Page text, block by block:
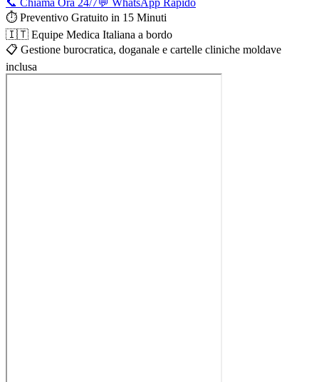
⏱️ Preventivo Gratuito in 15 Minuti
🇮🇹 Equipe Medica Italiana a bordo
📋 Gestione burocratica, doganale e cartelle cliniche moldave
inclusa